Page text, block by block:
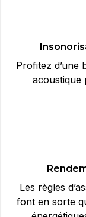
Profitez d’une
acoustique
Les règles
font en sorte